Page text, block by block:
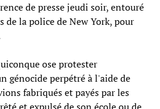
de presse jeudi soir, entouré
de la police de New York, pour
ose protester
génocide perpétré à l'aide de
fabriqués et payés par les